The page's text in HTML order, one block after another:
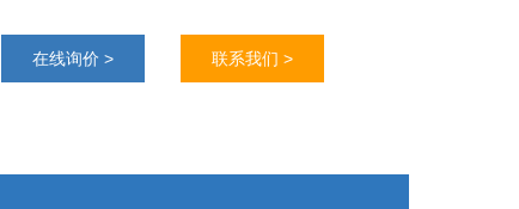
在线询价 > 联系我们 >